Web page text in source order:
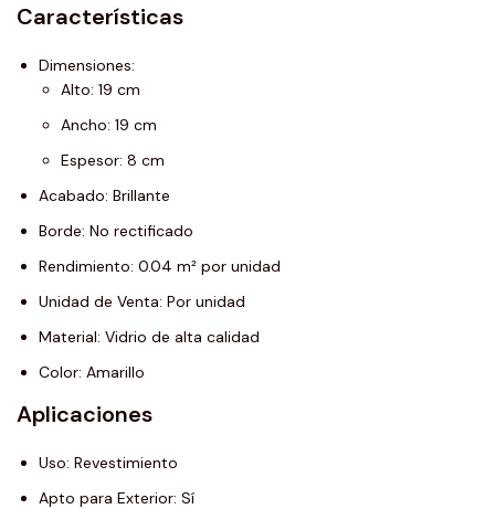
Características
Dimensiones:
Alto: 19 cm
Ancho: 19 cm
Espesor: 8 cm
Acabado: Brillante
Borde: No rectificado
Rendimiento: 0.04 m² por unidad
Unidad de Venta: Por unidad
Material: Vidrio de alta calidad
Color: Amarillo
Aplicaciones
Uso: Revestimiento
Apto para Exterior: Sí